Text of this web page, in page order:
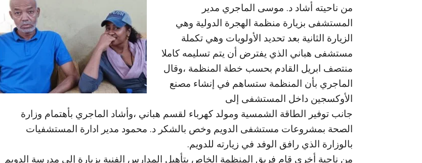
من ناحيته أشاد د. موسى الماجري مدير
المستشفى بزيارة منظمة الهجرة الدولية وهي
الزيارة الثانية بعد تحديد الأولويات وهي تكملة
مستشفى هباني الذي يفترض أن يتم تسليمه كاملا
منتصف ابريل القادم بحسب خطة المنظمة ،وقال
الماجري بأن المنظمة ستساهم في إنشاء مصنع
الأوكسجين داخل المستشفى إلى
جانب توفير الطاقة الشمسية ومولد كهرباء لقسم هباني ،وأشاد الماجري بأهتمام وزارة
الصحة بمشروعات مستشفى الدويم وخص بالشكر د. محمود مدير ادارة المستشفيات
بالوزارة الذي رافق الوفد في زيارته للدويم.
من ناحية أخرى قام فريق المنظمة الخاص بتأهيل المدارس الفنية بزيارة إلى مدرسة الدويم